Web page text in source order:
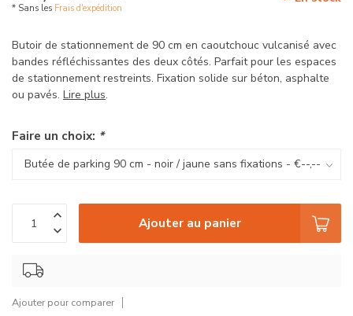
* Sans les Frais d'expédition
Butoir de stationnement de 90 cm en caoutchouc vulcanisé avec
bandes réfléchissantes des deux côtés. Parfait pour les espaces
de stationnement restreints. Fixation solide sur béton, asphalte
ou pavés. Lire plus.
Faire un choix: *
Ajouter au panier
Ajouter pour comparer